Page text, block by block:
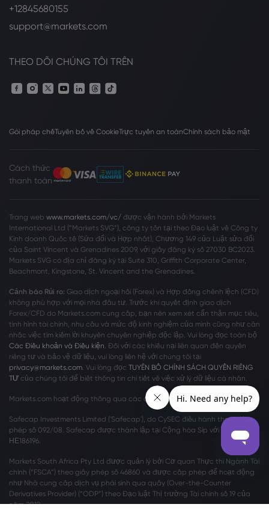
+12845680155
support@markets.com
THEO DÕI CHÚNG TÔI TRÊN
Gói pháp chếTuyên bố về CookieTrực tuyến an toànChính sách bảo mật
Cách thức
thanh toán
Trang web www.markets.com/vc/ được vận hành bởi Markets
International Ltd (“Markets SVG”), công ty tồn tại theo Đạo luật về Công ty
Kinh doanh Quốc tế (Sửa đổi và Hợp nhất), Chương 149 của Luật sửa đổi
của Saint Vincent và Grenadines 2009, với giấy đăng ký số 27030 BC2023.
Markets SVG có địa chỉ đăng ký tại Suite 310, Griffith Corporate Center,
Beachmont, Kingstone, St. Vincent and the Grenadines.
Cảnh báo Rủi ro: Giao dịch ngoại hối (Forex) và Hợp đồng chênh lệch (CFD)
không phù hợp với mọi nhà đầu tư. Trước khi quyết định giao dịch
Forex/CFD do Markets.com cung cấp, bạn nên xem xét cẩn thận mục tiêu,
tình hình tài chính, nhu cầu và mức độ kinh nghiệm của mình cũng như cân
nhắc việc tìm kiếm lời khuyên chuyên nghiệp độc lập. Vui lòng đọc toàn bộ
Các Điều khoản và Điều kiện. Đối với các khiếu nại liên quan đến quyền
riêng tư và bảo vệ dữ liệu, vui lòng liên hệ với chúng tôi tại
privacy@markets.com. Vui lòng đọc TUYÊN BỐ CHÍNH SÁCH QUYỀN RIÊNG
TƯ của chúng tôi để biết thông tin chi tiết về việc xử lý dữ liệu cá nhân.
Markets.com hoạt động thông qua các chi nhánh sau:
Safecap Investments Limited ('Safecap'), do CySEC điều hành theo giấy
phép số 092/08. Safecap được thành lập tại Cộng hòa Síp với số công ty
ΗΕ186196.
Markets South Africa Pty Ltd được quản lý bởi Cơ quan Thực thi Ngành Tài
chính (“FSCA”) theo giấy phép số 46860 và được cấp phép để hoạt động
như Nhà cung cấp dịch vụ phái sinh qua quầy (Over-the-Counter
Derivatives Provider) (“ODP”) theo Đạo luật Thị trường Tài chính số 19 của
năm 2012.